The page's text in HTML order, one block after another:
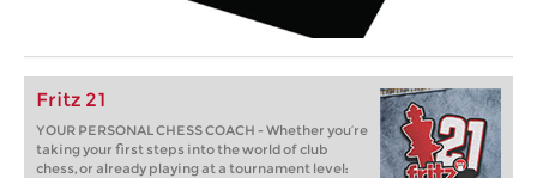
Fritz 21
YOUR PERSONAL CHESS COACH - Whether you’re
taking your first steps into the world of club
chess, or already playing at a tournament level: